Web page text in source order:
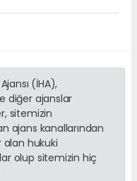
(İHA),
diğer ajanslar
sitemizin
ajans kanallarından
hukuki
olup sitemizin hiç